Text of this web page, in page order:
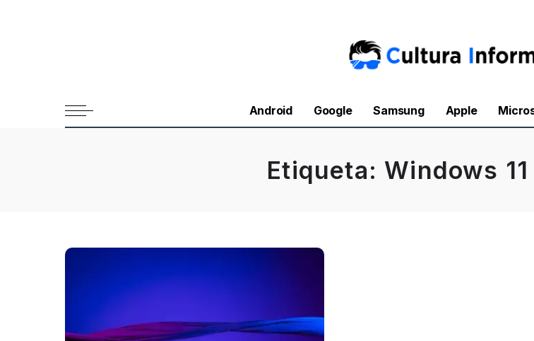
Android Google Samsung Apple
Etiqueta: Windows